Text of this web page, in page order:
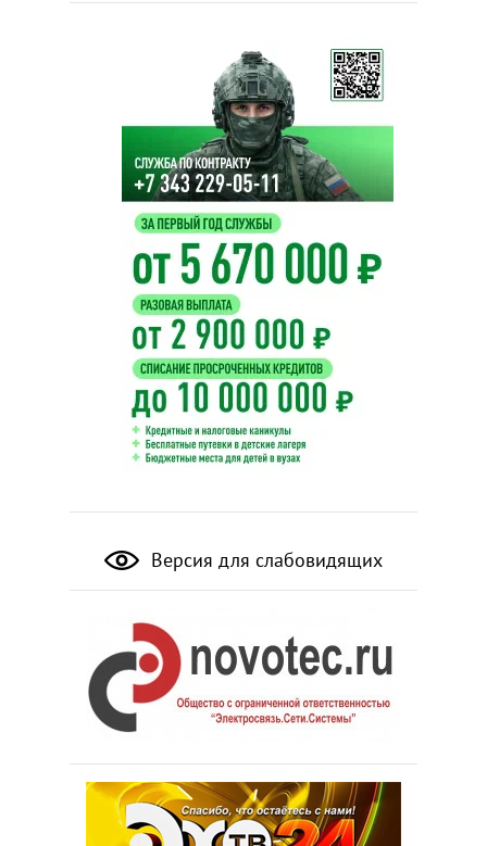
Версия для слабовидящих